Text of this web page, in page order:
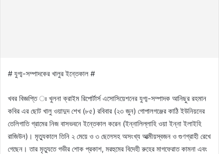
# যুগ্ম-সম্পাদকের খালুর ইন্তেকাল #
খবর বিজ্ঞপ্তি ঃ খুলনা ক্রাইম রিপোর্টার্স এসোসিয়েশনের যুগ্ম-সম্পাদক আনিছুর রহমান
কবির এর ছোট খালু ওয়াদুদ শেখ (৮৫) রবিবার (২৩ জুন) গোপালগঞ্জের কাঠি ইউনিয়নের
তেলিগাতি গ্রামের নিজ বাসভবনে ইন্তেকাল করেন (ইন্নালিল্লাহি ওয়া ইন্না ইলাইহি
রাজিউন)। মৃত্যুকালে তিনি ২ মেয়ে ও ৩ ছেলেসহ অসংখ্য আত্মীয়স্বজন ও গুণগ্রাহী রেখে
গেছেন। তার মৃত্যুতে গভীর শোক প্রকাশ, মরহুমের বিদেহী রুহের মাগফেরাত কামনা এবং